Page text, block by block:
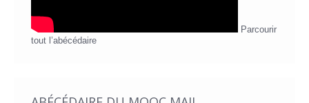
Parcourir
tout l’abécédaire